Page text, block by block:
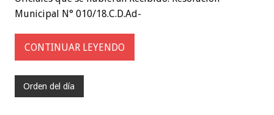
Municipal N° 010/18.C.D.Ad-
CONTINUAR LEYENDO
Orden del día